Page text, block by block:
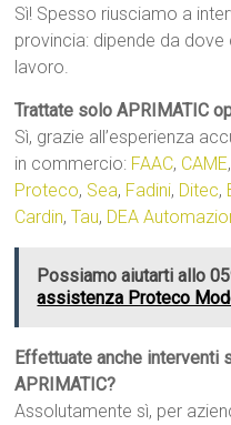
Sì! Spesso riusciamo a
provincia: dipende da
lavoro.
Trattate solo APRIMATIC
Sì, grazie all’esperienza
in commercio: FAAC, CAME,
Proteco, Sea, Fadini, Ditec,
Cardin,Tau, DEA
Possiamo aiutarti allo
assistenza Proteco
Effettuate anche interventi
APRIMATIC?
Assolutamente sì, per